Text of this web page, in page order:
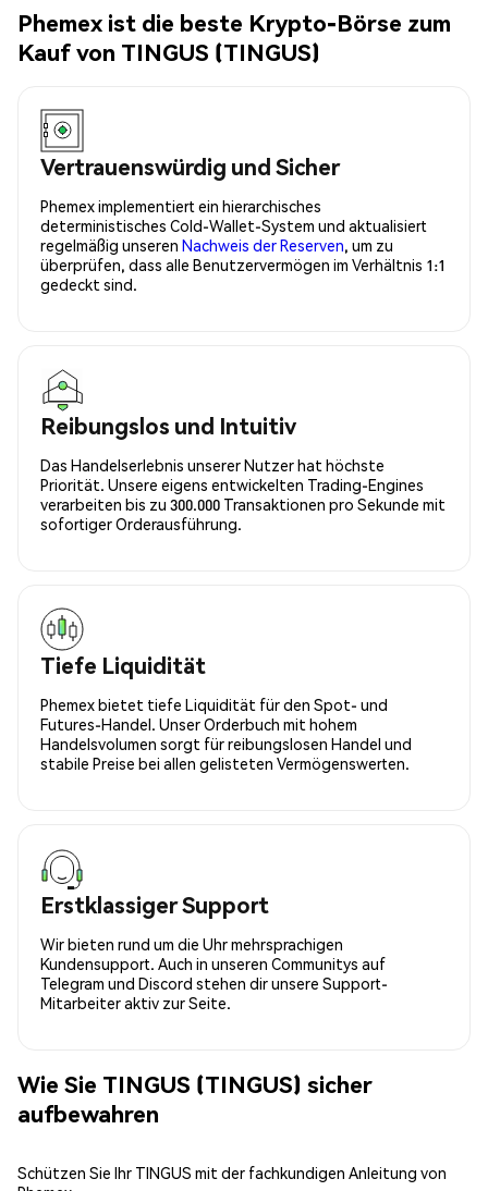
Phemex ist die beste Krypto-Börse zum
Kauf von TINGUS (TINGUS)
Vertrauenswürdig und Sicher
Phemex implementiert ein hierarchisches
deterministisches Cold-Wallet-System und aktualisiert
regelmäßig unseren Nachweis der Reserven, um zu
überprüfen, dass alle Benutzervermögen im Verhältnis 1:1
gedeckt sind.
Reibungslos und Intuitiv
Das Handelserlebnis unserer Nutzer hat höchste
Priorität. Unsere eigens entwickelten Trading-Engines
verarbeiten bis zu 300.000 Transaktionen pro Sekunde mit
sofortiger Orderausführung.
Tiefe Liquidität
Phemex bietet tiefe Liquidität für den Spot- und
Futures-Handel. Unser Orderbuch mit hohem
Handelsvolumen sorgt für reibungslosen Handel und
stabile Preise bei allen gelisteten Vermögenswerten.
Erstklassiger Support
Wir bieten rund um die Uhr mehrsprachigen
Kundensupport. Auch in unseren Communitys auf
Telegram und Discord stehen dir unsere Support-
Mitarbeiter aktiv zur Seite.
Wie Sie TINGUS (TINGUS) sicher
aufbewahren
Schützen Sie Ihr TINGUS mit der fachkundigen Anleitung von